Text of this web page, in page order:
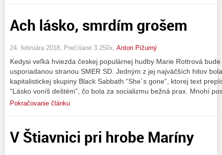
Ach lásko, smrdím grošem
24. februára 2018, Prečítané 3 250x, Anton Pižurný
Kedysi veľká hviezda českej populárnej hudby Marie Rottrová
usporiadanou stranou SMER SD. Jedným z jej najväčších hitov
kapitalistickej skupiny Black Sabbath “She´s gone”, ktorej text
“Lásko voníš deštém”, čo bola za socializmu bežná prax. Mnohí
Pokračovanie článku
V Štiavnici pri hrobe Maríny